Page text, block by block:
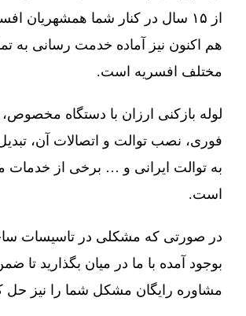
از ۱۵ سال در کنار شما همشهریان
هم اکنون نیز آماده خدمت رسانی به
مختلف افسریه است.
لوله بازکنی ارزان با دستگاه مخصوص،
فوری، نصب توالت و اتصالات آن،
به توالت ایرانی و … برخی از
است.
در صورتی که مشکلی در تاسیسات
بوجود آمده با ما در میان بگذارید تا
مشاوره رایگان مشکل شما را نیز حل